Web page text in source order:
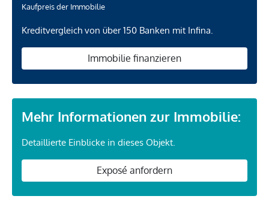
Kaufpreis der Immobilie
Kreditvergleich von über 150 Banken mit Infina.
Immobilie finanzieren
Mehr Informationen zur Immobilie:
Detaillierte Einblicke in dieses Objekt.
Exposé anfordern